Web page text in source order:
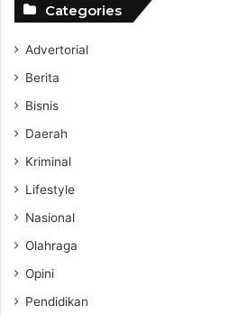
Categories
Advertorial
Berita
Bisnis
Daerah
Kriminal
Lifestyle
Nasional
Olahraga
Opini
Pendidikan